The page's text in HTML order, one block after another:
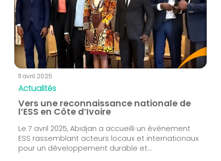
11 avril 2025
Actualités
Vers une reconnaissance nationale de
l’ESS en Côte d’Ivoire
Le 7 avril 2025, Abidjan a accueilli un événement
ESS rassemblant acteurs locaux et internationaux
pour un développement durable et...